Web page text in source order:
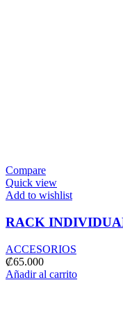
Compare
Quick view
Add to wishlist
RACK
ACCESORIOS
₡65.000
Añadir al carrito